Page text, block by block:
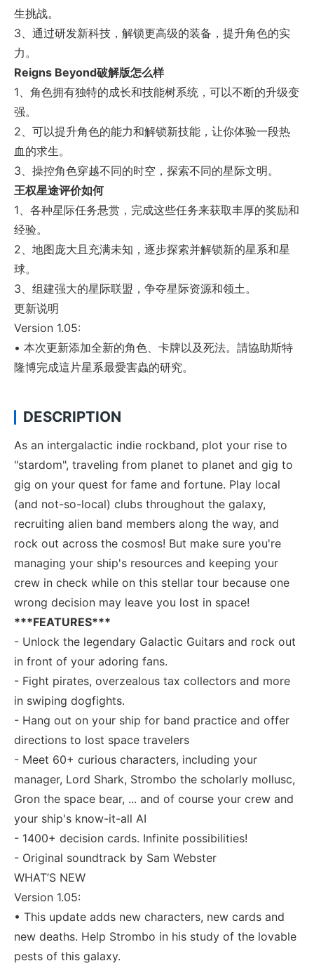
生挑战。
3、通过研发新科技，解锁更高级的装备，提升角色的实
力。
Reigns Beyond破解版怎么样
1、角色拥有独特的成长和技能树系统，可以不断的升级变
强。
2、可以提升角色的能力和解锁新技能，让你体验一段热
血的求生。
3、操控角色穿越不同的时空，探索不同的星际文明。
王权星途评价如何
1、各种星际任务悬赏，完成这些任务来获取丰厚的奖励和
经验。
2、地图庞大且充满未知，逐步探索并解锁新的星系和星
球。
3、组建强大的星际联盟，争夺星际资源和领土。
更新说明
Version 1.05:
• 本次更新添加全新的角色、卡牌以及死法。請協助斯特
隆博完成這片星系最愛害蟲的研究。
DESCRIPTION
As an intergalactic indie rockband, plot your rise to
"stardom", traveling from planet to planet and gig to
gig on your quest for fame and fortune. Play local
(and not-so-local) clubs throughout the galaxy,
recruiting alien band members along the way, and
rock out across the cosmos! But make sure you're
managing your ship's resources and keeping your
crew in check while on this stellar tour because one
wrong decision may leave you lost in space!
***FEATURES***
- Unlock the legendary Galactic Guitars and rock out
in front of your adoring fans.
- Fight pirates, overzealous tax collectors and more
in swiping dogfights.
- Hang out on your ship for band practice and offer
directions to lost space travelers
- Meet 60+ curious characters, including your
manager, Lord Shark, Strombo the scholarly mollusc,
Gron the space bear, ... and of course your crew and
your ship's know-it-all AI
- 1400+ decision cards. Infinite possibilities!
- Original soundtrack by Sam Webster
WHAT’S NEW
Version 1.05:
• This update adds new characters, new cards and
new deaths. Help Strombo in his study of the lovable
pests of this galaxy.